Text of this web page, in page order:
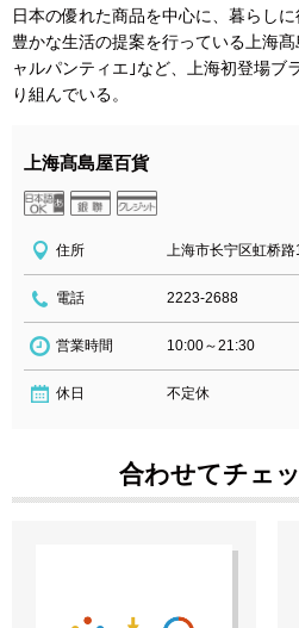
日本の優れた商品を中心に、暮らし
豊かな生活の提案を行っている上海
ャルパンティエ｣など、上海初登場ブ
り組んでいる。
上海髙島屋百貨
住所 上海市长宁区虹桥
電話 2223-2688
営業時間 10:00～21:30
休日 不定休
合わせてチェ